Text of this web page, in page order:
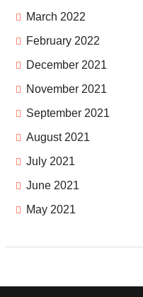
March 2022
February 2022
December 2021
November 2021
September 2021
August 2021
July 2021
June 2021
May 2021